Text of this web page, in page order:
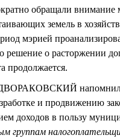
обращали внимание
земель в
мэрией
решение о расторжении
продолжается.
напомнил,
и продвижению
доходов в пользу
группам